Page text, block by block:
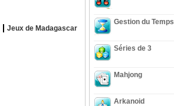
Jeux de Madagascar
Gestion du Temps
Séries de 3
Mahjong
Arkanoid